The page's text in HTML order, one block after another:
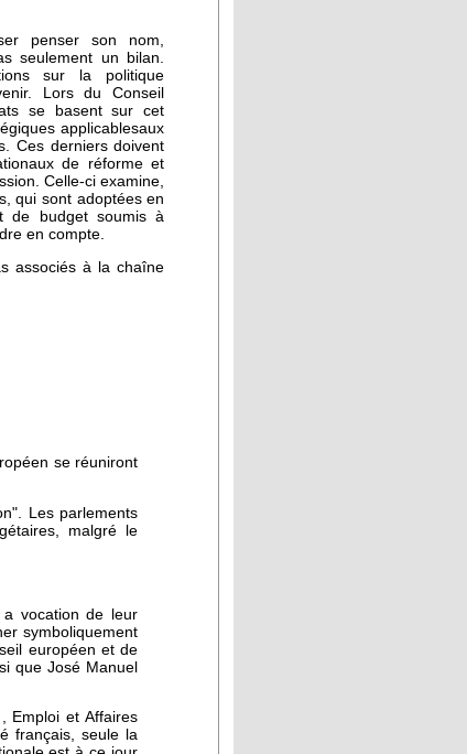
penser son nom,
seulement un bilan.
sur la politique
Lors du Conseil
se basent sur cet
applicablesaux
Ces derniers doivent
de réforme et
Celle-ci examine,
qui sont adoptées en
de budget soumis à
en compte.
associés à la chaîne
se réuniront
Les parlements
malgré le
a vocation de leur
symboliquement
européen et de
que José Manuel
Emploi et Affaires
français, seule la